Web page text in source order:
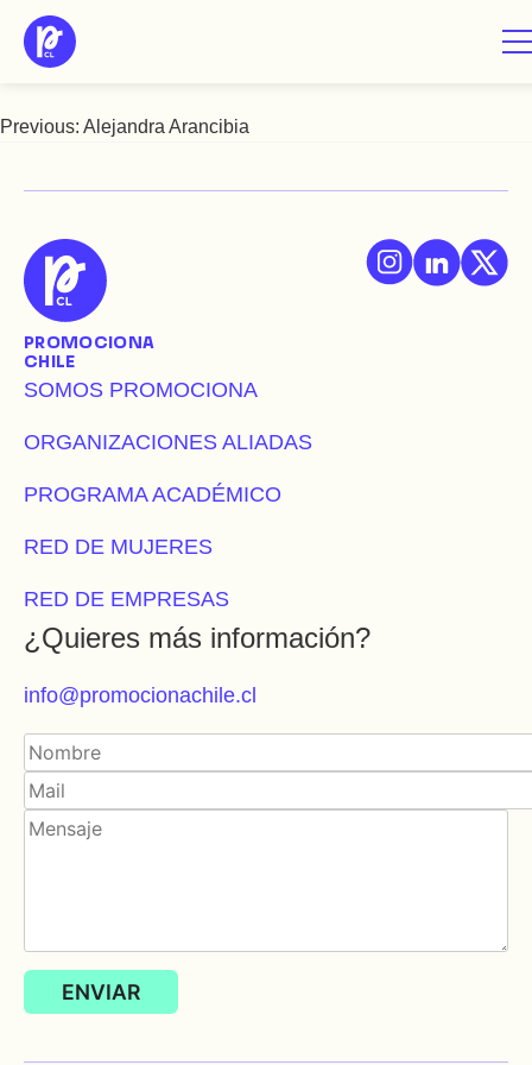
Saltar
Agustina Balestrino
Navegación
Previous: Alejandra Arancibia
PROMOCIONA
CHILE
SOMOS PROMOCIONA
ORGANIZACIONES ALIADAS
PROGRAMA ACADÉMICO
RED DE MUJERES
RED DE EMPRESAS
¿Quieres más información?
info@promocionachile.cl